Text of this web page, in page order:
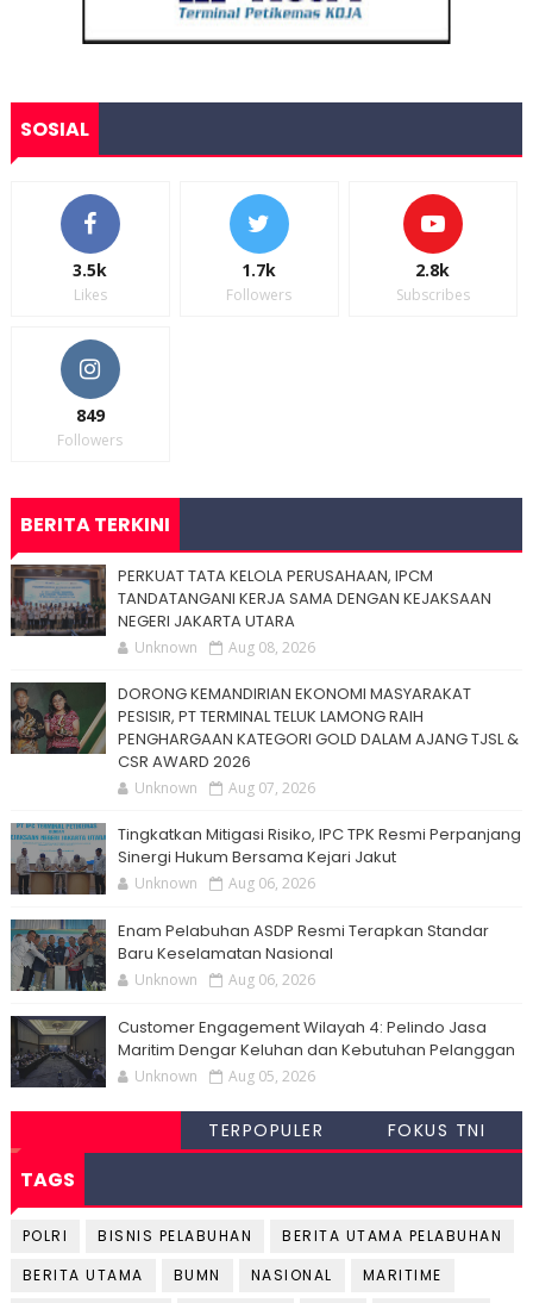
SOSIAL
3.5k
Likes
1.7k
Followers
2.8k
Subscribes
849
Followers
BERITA TERKINI
PERKUAT TATA KELOLA PERUSAHAAN, IPCM
TANDATANGANI KERJA SAMA DENGAN KEJAKSAAN
NEGERI JAKARTA UTARA
Unknown Aug 08, 2026
DORONG KEMANDIRIAN EKONOMI MASYARAKAT
PESISIR, PT TERMINAL TELUK LAMONG RAIH
PENGHARGAAN KATEGORI GOLD DALAM AJANG TJSL &
CSR AWARD 2026
Unknown Aug 07, 2026
Tingkatkan Mitigasi Risiko, IPC TPK Resmi Perpanjang
Sinergi Hukum Bersama Kejari Jakut
Unknown Aug 06, 2026
Enam Pelabuhan ASDP Resmi Terapkan Standar
Baru Keselamatan Nasional
Unknown Aug 06, 2026
Customer Engagement Wilayah 4: Pelindo Jasa
Maritim Dengar Keluhan dan Kebutuhan Pelanggan
Unknown Aug 05, 2026
TERPOPULER FOKUS TNI
TAGS
POLRI BISNIS PELABUHAN
BERITA UTAMA PELABUHAN
BERITA UTAMA
BUMN NASIONAL
MARITIME